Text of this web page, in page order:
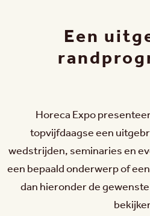
Een
Horeca Expo
topvijfdaagse een
wedstrijden, seminaries en
een bepaald onderwerp of
dan hieronder de